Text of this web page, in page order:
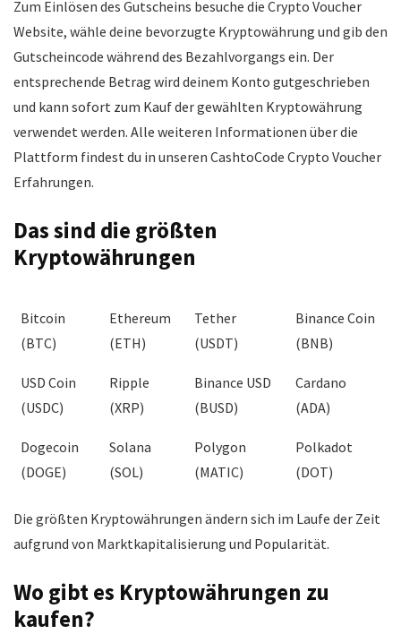
CONS:
Zum Einlösen des Gutscheins besuche die Crypto Voucher
Website, wähle deine bevorzugte Kryptowährung und gib den
Gutscheincode während des Bezahlvorgangs ein. Der
entsprechende Betrag wird deinem Konto gutgeschrieben
und kann sofort zum Kauf der gewählten Kryptowährung
verwendet werden. Alle weiteren Informationen über die
Plattform findest du in unseren CashtoCode Crypto Voucher
Erfahrungen.
Das sind die größten
Kryptowährungen
Bitcoin
(BTC)
Ethereum
(ETH)
Tether
(USDT)
Binance Coin
(BNB)
USD Coin
(USDC)
Ripple
(XRP)
Binance USD
(BUSD)
Cardano
(ADA)
Dogecoin
(DOGE)
Solana
(SOL)
Polygon
(MATIC)
Polkadot
(DOT)
Die größten Kryptowährungen ändern sich im Laufe der Zeit
aufgrund von Marktkapitalisierung und Popularität.
Wo gibt es Kryptowährungen zu
kaufen?